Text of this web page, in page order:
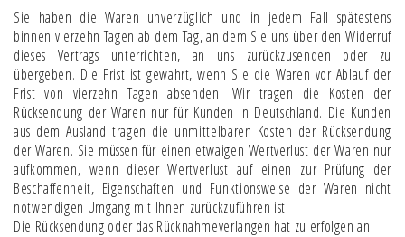
Sie haben die Waren unverzüglich und in jedem Fall spätestens
binnen vierzehn Tagen ab dem Tag, an dem Sie uns über den Widerruf
dieses Vertrags unterrichten, an uns zurückzusenden oder zu
übergeben. Die Frist ist gewahrt, wenn Sie die Waren vor Ablauf der
Frist von vierzehn Tagen absenden. Wir tragen die Kosten der
Rücksendung der Waren nur für Kunden in Deutschland. Die Kunden
aus dem Ausland tragen die unmittelbaren Kosten der Rücksendung
der Waren. Sie müssen für einen etwaigen Wertverlust der Waren nur
aufkommen, wenn dieser Wertverlust auf einen zur Prüfung der
Beschaffenheit, Eigenschaften und Funktionsweise der Waren nicht
notwendigen Umgang mit Ihnen zurückzuführen ist.
Die Rücksendung oder das Rücknahmeverlangen hat zu erfolgen an: